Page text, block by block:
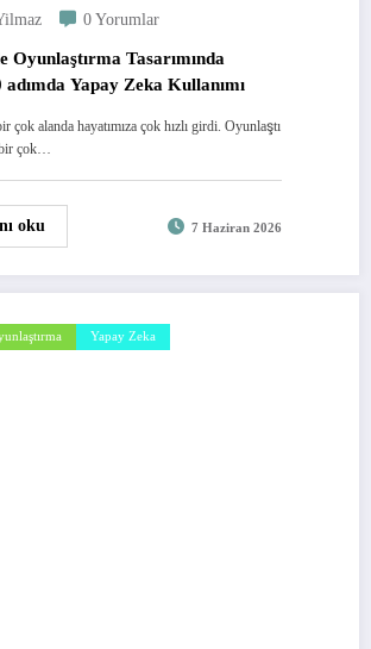
0 Yorumlar
Oyunlaştırma Tasarımında
Yapay Zeka Kullanımı
çok alanda hayatımıza çok hızlı girdi. Oyunlaştı
bir çok…
oku 7 Haziran 2026
Yapay Zeka